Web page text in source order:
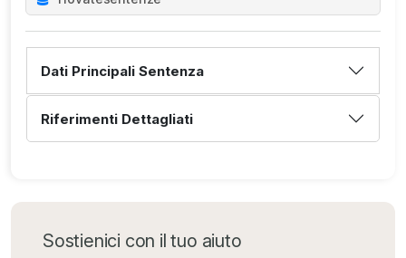
Dati Principali Sentenza
Riferimenti Dettagliati
Sostienici con il tuo aiuto